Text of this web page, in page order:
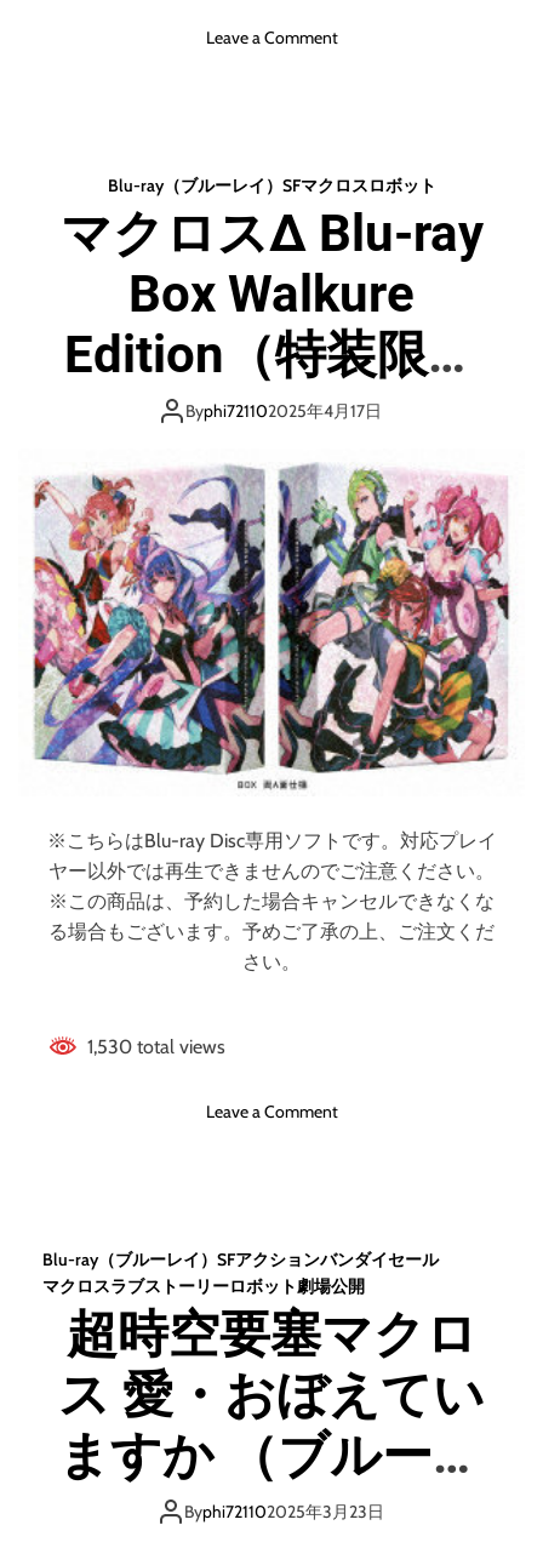
Leave a Commento
F
B
l
-
r
a
y
B
（
特
装
限
定
版
）
（
ブ
ル
ー
デ
ィ
ク
）
Blu-ray（ブルーレイ） SFマクロスロボット
マクロスΔ Blu-ray
Box Walkure
Edition（特装限定
版） （ブルーレイ
ディスク）
Byphi721102025年4月17日
※こちらはBlu-ray Disc専用ソフトです。対応プレイ
ヤー以外では再生できませんのでご注意ください。
※この商品は、予約した場合キャンセルできなくな
る場合もございます。予めご了承の上、ご注文くだ
さい。
1,530 total views
Leave a Commento
Δ
B
l
u
r
y
B
o
Blu-ray（ブルーレイ） SFアクションバンダイセール
マクロスラブストーリーロボット劇場公開
超時空要塞マクロ
ス 愛・おぼえてい
ますか （ブルーレ
イディスク）
Byphi721102025年3月23日